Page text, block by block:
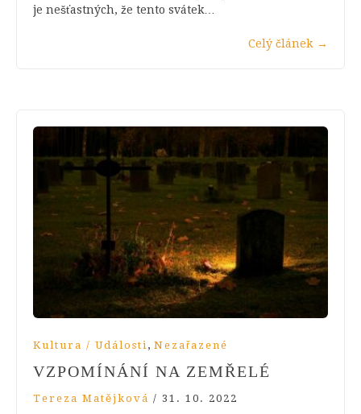
je nešťastných, že tento svátek…
Celý článek →
Kultura / Události, Nezařazené
VZPOMÍNÁNÍ NA ZEMŘELÉ
Tereza Matějková / 31. 10. 2022